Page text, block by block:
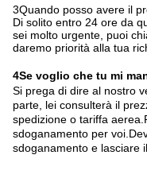
3Quando posso avere il
Di solito entro 24 ore da
sei molto urgente, puoi
daremo priorità alla tua
4Se voglio che tu mi
Si prega di dire al nostro
parte, lei consulterà il
spedizione o tariffa
sdoganamento per
sdoganamento e lasciare